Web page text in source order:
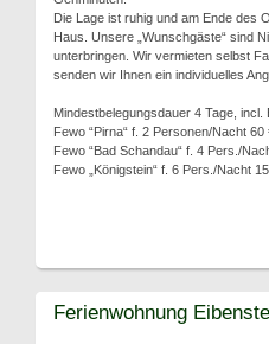
Die Lage ist ruhig und am Ende des
Haus. Unsere „Wunschgäste“ sind
unterbringen. Wir vermieten selbst
senden wir Ihnen ein individuelles
Mindestbelegungsdauer 4 Tage,
Fewo “Pirna“ f. 2 Personen/Nacht 60
Fewo “Bad Schandau“ f. 4 Pers./
Fewo „Königstein“ f. 6 Pers./Nacht
Ferienwohnung